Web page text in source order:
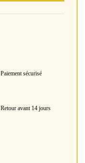
Paiement sécurisé
Retour avant 14 jours